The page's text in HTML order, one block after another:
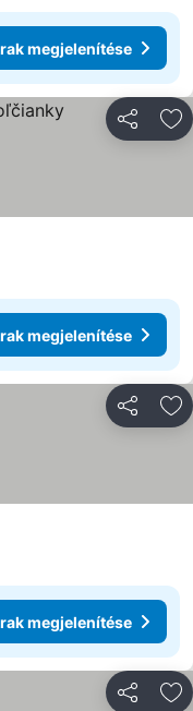
megjelenítése
megjelenítése
megjelenítése